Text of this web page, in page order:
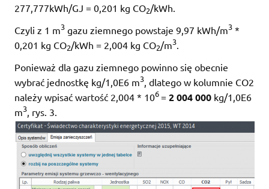
277,777kWh/GJ = 0,201 kg CO2/kWh.
Czyli z 1 m3 gazu ziemnego powstaje 9,97 kWh/m3 *
0,201 kg CO2/kWh = 2,004 kg CO2/m3
Ponieważ dla gazu ziemnego powinno się obecnie
wybrać jednostkę kg/1,0E6 m3 , dlatego w kolumnie CO2
należy wpisać wartość 2,004 * 106= 2 004 000 kg/1,0E6
m3 , rys. 3.